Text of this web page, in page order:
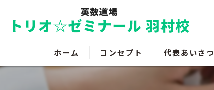
ホーム コンセプト 代表あいさつ